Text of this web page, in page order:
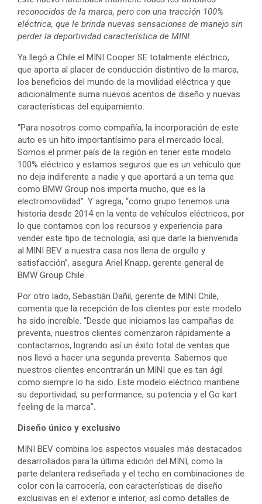
reconocidos de la marca, pero con una tracción 100%
eléctrica, que le brinda nuevas sensaciones de manejo sin
perder la deportividad característica de MINI.
Ya llegó a Chile el MINI Cooper SE totalmente eléctrico,
que aporta al placer de conducción distintivo de la marca,
los beneficios del mundo de la movilidad eléctrica y que
adicionalmente suma nuevos acentos de diseño y nuevas
características del equipamiento.
“Para nosotros como compañía, la incorporación de este
auto es un hito importantísimo para el mercado local.
Somos el primer país de la región en tener este modelo
100% eléctrico y estamos seguros que es un vehículo que
no deja indiferente a nadie y que aportará a un tema que
como BMW Group nos importa mucho, que es la
electromovilidad”. Y agrega, “como grupo tenemos una
historia desde 2014 en la venta de vehículos eléctricos, por
lo que contamos con los recursos y experiencia para
vender este tipo de tecnología, así que darle la bienvenida
al MINI BEV a nuestra casa nos llena de orgullo y
satisfacción”, asegura Ariel Knapp, gerente general de
BMW Group Chile.
Por otro lado, Sebastián Dañil, gerente de MINI Chile,
comenta que la recepción de los clientes por este modelo
ha sido increíble. “Desde que iniciamos las campañas de
preventa, nuestros clientes comenzaron rápidamente a
contactarnos, logrando así un éxito total de ventas que
nos llevó a hacer una segunda preventa. Sabemos que
nuestros clientes encontrarán un MINI que es tan ágil
como siempre lo ha sido. Este modelo eléctrico mantiene
su deportividad, su performance, su potencia y el Go kart
feeling de la marca”.
Diseño único y exclusivo
MINI BEV combina los aspectos visuales más destacados
desarrollados para la última edición del MINI, como la
parte delantera rediseñada y el techo en combinaciones de
color con la carrocería, con características de diseño
exclusivas en el exterior e interior, así como detalles de